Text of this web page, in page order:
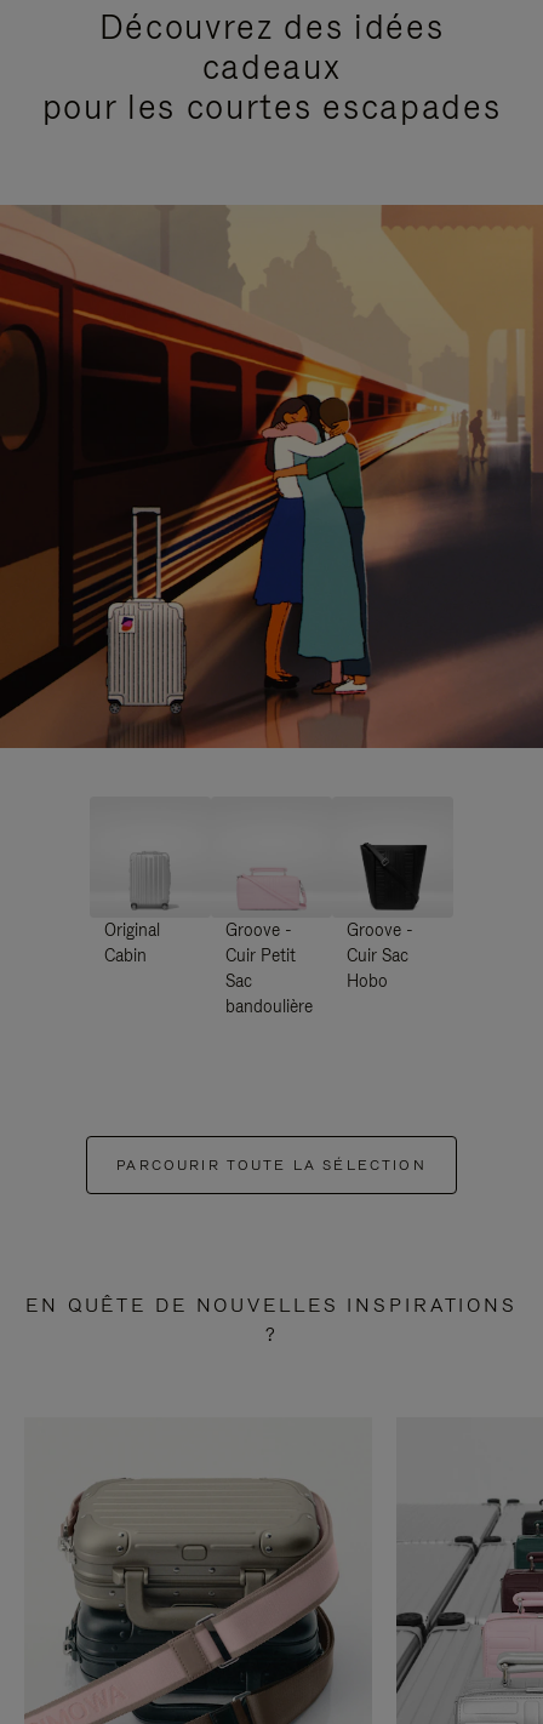
Découvrez des idées
cadeaux
pour les courtes escapades
Original
Cabin
Groove -
Cuir Petit
Sac
bandoulière
Groove -
Cuir Sac
Hobo
PARCOURIR TOUTE LA SÉLECTION
EN QUÊTE DE NOUVELLES INSPIRATIONS
?